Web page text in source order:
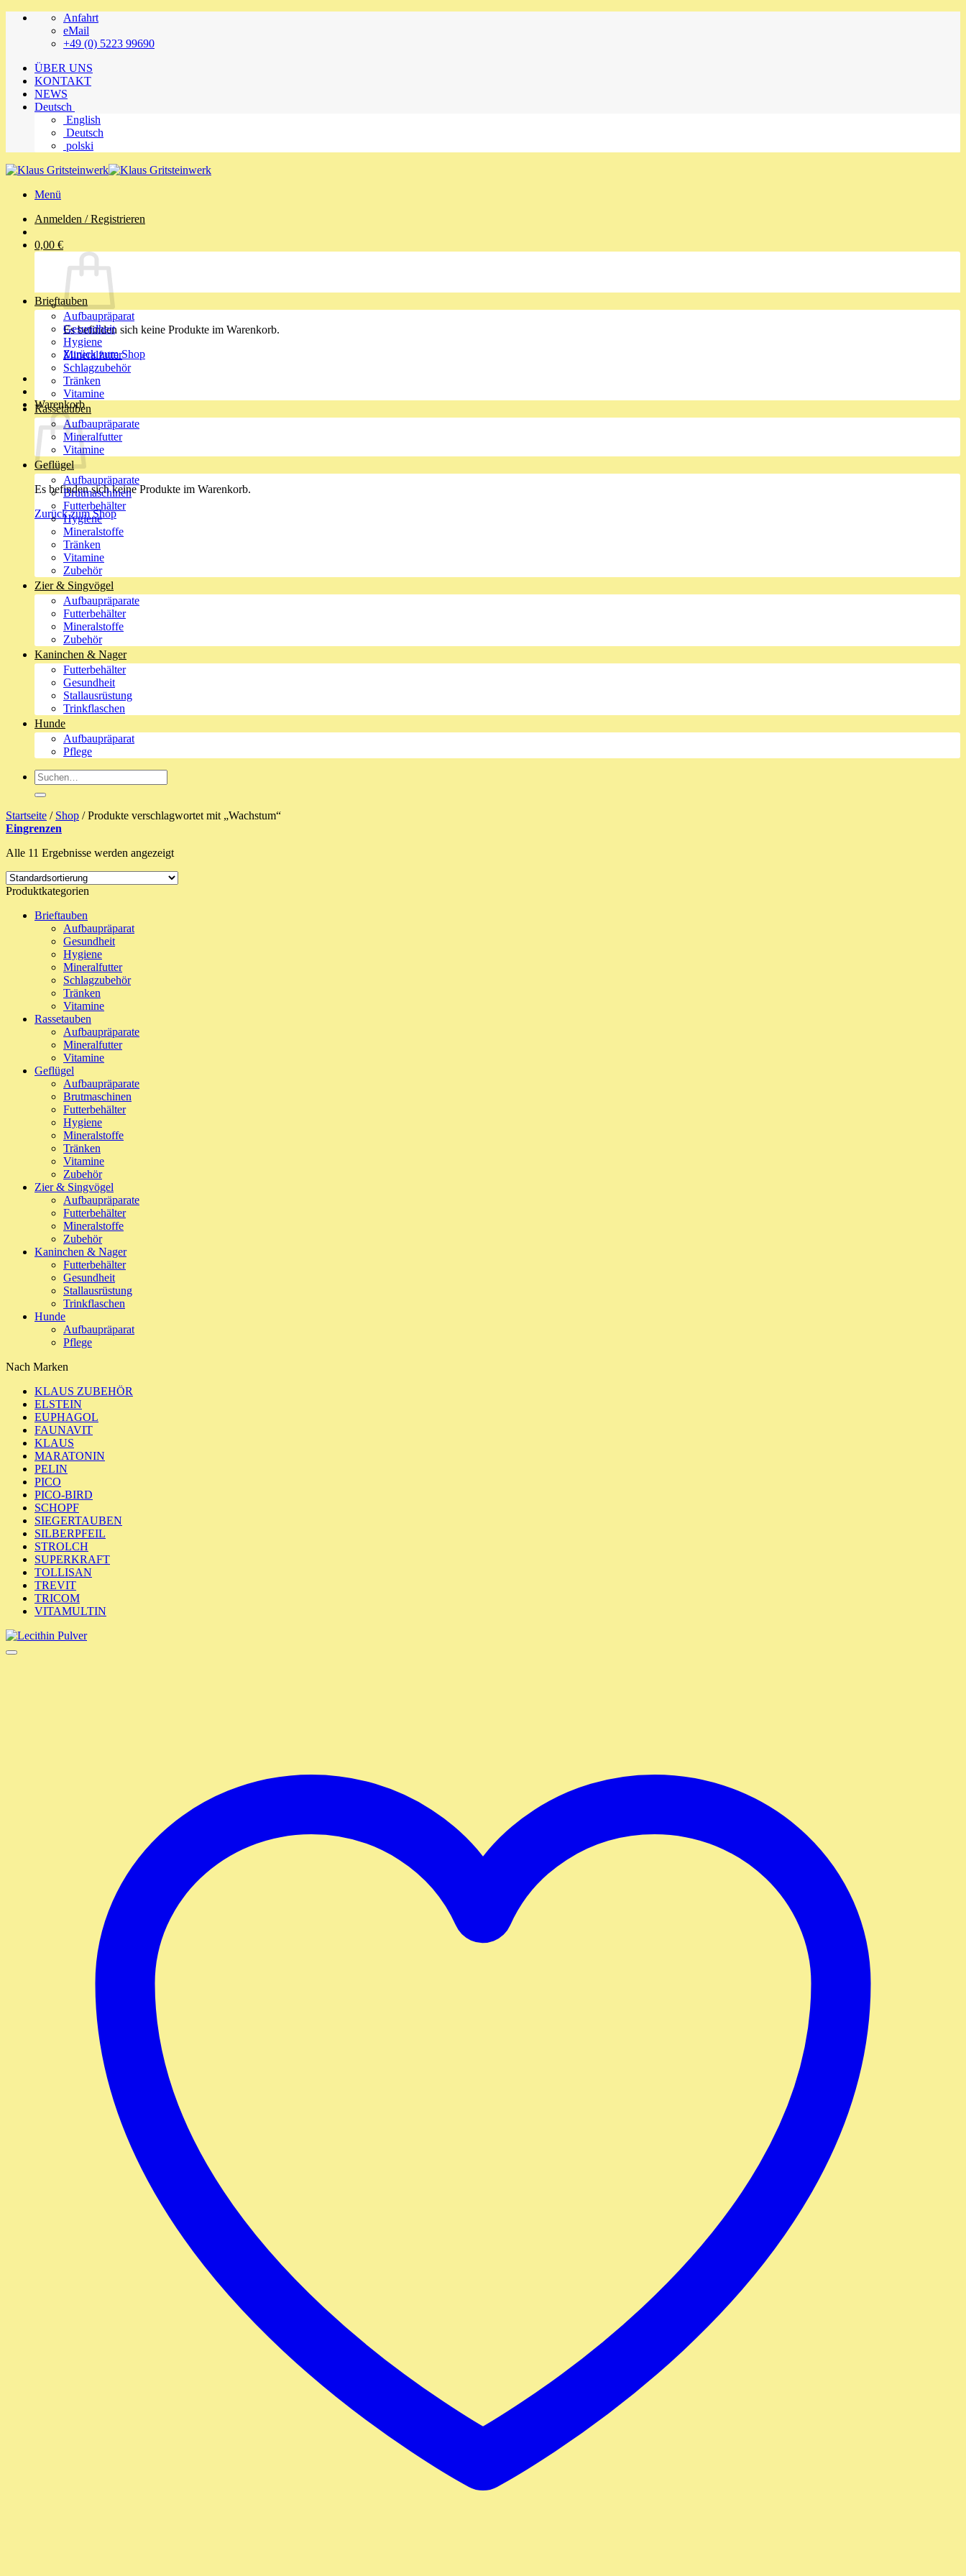
Zum
Anfahrt
eMail
+49 (0) 5223 99690
ÜBER UNS
KONTAKT
NEWS
Deutsch
English
Deutsch
polski
Menü
Anmelden / Registrieren
0,00 €
Es befinden sich keine Produkte im Warenkorb.
Zurück zum Shop
Warenkorb
Es befinden sich keine Produkte im Warenkorb.
Zurück zum Shop
Brieftauben
Aufbaupräparat
Gesundheit
Hygiene
Mineralfutter
Schlagzubehör
Tränken
Vitamine
Rassetauben
Aufbaupräparate
Mineralfutter
Vitamine
Geflügel
Aufbaupräparate
Brutmaschinen
Futterbehälter
Hygiene
Mineralstoffe
Tränken
Vitamine
Zubehör
Zier & Singvögel
Aufbaupräparate
Futterbehälter
Mineralstoffe
Zubehör
Kaninchen & Nager
Futterbehälter
Gesundheit
Stallausrüstung
Trinkflaschen
Hunde
Aufbaupräparat
Pflege
Suche
nach:
Startseite / Shop /Produkte verschlagwortet mit „Wachstum“
Eingrenzen
Alle 11 Ergebnisse werden angezeigt
Produktkategorien
Brieftauben
Aufbaupräparat
Gesundheit
Hygiene
Mineralfutter
Schlagzubehör
Tränken
Vitamine
Rassetauben
Aufbaupräparate
Mineralfutter
Vitamine
Geflügel
Aufbaupräparate
Brutmaschinen
Futterbehälter
Hygiene
Mineralstoffe
Tränken
Vitamine
Zubehör
Zier & Singvögel
Aufbaupräparate
Futterbehälter
Mineralstoffe
Zubehör
Kaninchen & Nager
Futterbehälter
Gesundheit
Stallausrüstung
Trinkflaschen
Hunde
Aufbaupräparat
Pflege
Nach Marken
KLAUS ZUBEHÖR
ELSTEIN
EUPHAGOL
FAUNAVIT
KLAUS
MARATONIN
PELIN
PICO
PICO-BIRD
SCHOPF
SIEGERTAUBEN
SILBERPFEIL
STROLCH
SUPERKRAFT
TOLLISAN
TREVIT
TRICOM
VITAMULTIN